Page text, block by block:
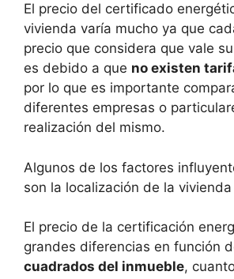
El precio del certificado
vivienda varía mucho ya que
precio que considera que vale
es debido a que no existen
por lo que es importante
diferentes empresas o
realización del mismo.
Algunos de los factores
son la localización de la
El precio de la certificación
grandes diferencias en función
cuadrados del inmueble,